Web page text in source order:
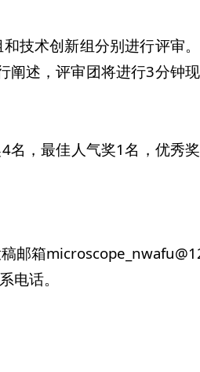
技术创新组分别进行评审
阐述，评审团将进行3分钟
名，最佳人气奖1名，优秀
邮箱
电话。